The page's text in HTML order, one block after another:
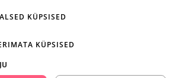
668 3282
KÜPSISED
KÜPSISED